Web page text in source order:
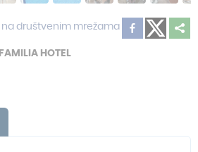
na društvenim mrežama
HOTEL